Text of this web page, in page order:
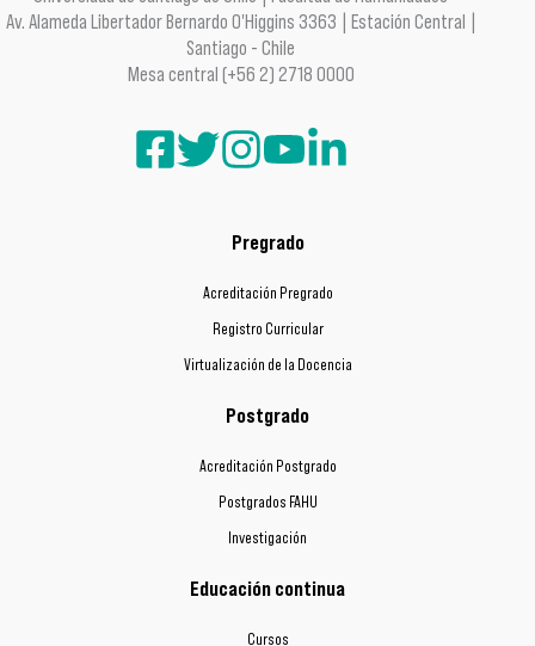
Av. Alameda Libertador Bernardo O'Higgins 3363 | Estación Central |
Santiago - Chile
Mesa central (+56 2) 2718 0000
Pregrado
Acreditación Pregrado
Registro Curricular
Virtualización de la Docencia
Postgrado
Acreditación Postgrado
Postgrados FAHU
Investigación
Educación continua
Cursos